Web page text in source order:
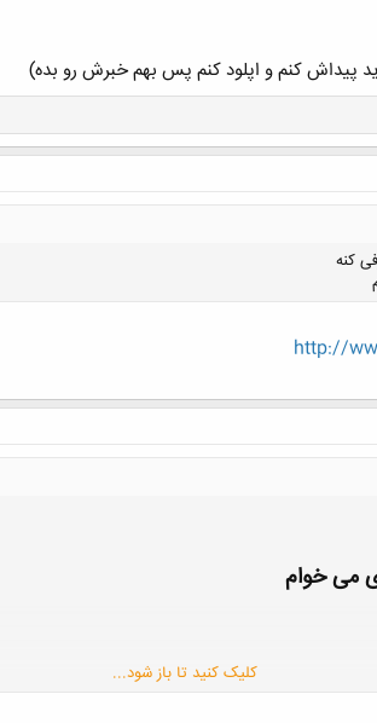
پیداش کنم و اپلود کنم پس بهم خبرش رو بده)
کنه
http://
می خوام
کلیک کنید تا باز شود...